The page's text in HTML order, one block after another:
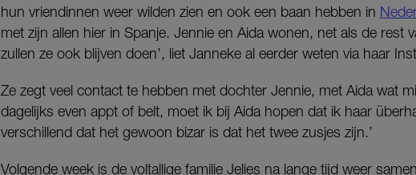
hun vriendinnen weer wilden zien en ook een baan hebben in
met zijn allen hier in Spanje. Jennie en Aida wonen, net als de rest
zullen ze ook blijven doen’, liet Janneke al eerder weten via haar
Ze zegt veel contact te hebben met dochter Jennie, met Aida wat
dagelijks even appt of belt, moet ik bij Aida hopen dat ik haar
verschillend dat het gewoon bizar is dat het twee zusjes zijn.’
Volgende week is de voltallige familie Jelies na lange tijd weer